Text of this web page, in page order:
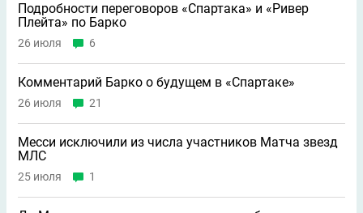
Подробности переговоров «Спартака» и «Ривер
Плейта» по Барко
26 июля 6
Комментарий Барко о будущем в «Спартаке»
26 июля 21
Месси исключили из числа участников Матча звезд
МЛС
25 июля 1